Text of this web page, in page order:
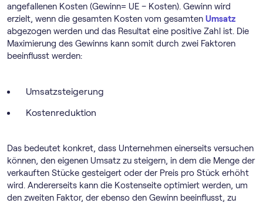
angefallenen Kosten (Gewinn= UE – Kosten). Gewinn wird
erzielt, wenn die gesamten Kosten vom gesamten Umsatz
abgezogen werden und das Resultat eine positive Zahl ist. Die
Maximierung des Gewinns kann somit durch zwei Faktoren
beeinflusst werden:
Umsatzsteigerung
Kostenreduktion
Das bedeutet konkret, dass Unternehmen einerseits versuchen
können, den eigenen Umsatz zu steigern, in dem die Menge der
verkauften Stücke gesteigert oder der Preis pro Stück erhöht
wird. Andererseits kann die Kostenseite optimiert werden, um
den zweiten Faktor, der ebenso den Gewinn beeinflusst, zu